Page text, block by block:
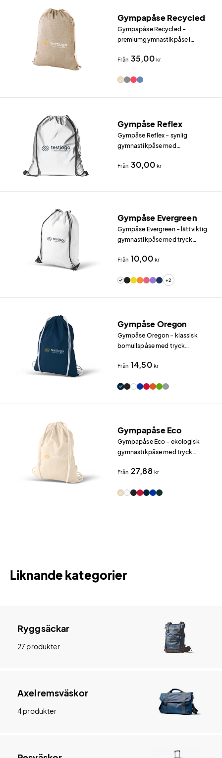
Gympapåse Recycled
Gympapåse Recycled –
premiumgymnastikpåse i
Recycled är en premiummodell i
med en extra frontficka försedd
Från 35,00 kr
Gympåse Reflex
Gympåse Reflex – synlig
gymnastikpåse med
är en gymnastikpåse i polyester
Från 30,00 kr
Gympåse Evergreen
Gympåse Evergreen – lättviktig
gymnastikpåse med tryck
lättviktig och prisvärd
woven-material.
Från 10,00 kr
+2
Gympåse Oregon
Gympåse Oregon – klassisk
bomullspåse med tryck
gymnastikpåse i 100 g/m²
Från 14,50 kr
Gympapåse Eco
Gympapåse Eco – ekologisk
gymnastikpåse med tryck
gymnastikpåse i OCS-
(100 g/m²).
Från 27,88 kr
Liknande kategorier
Ryggsäckar
27 produkter
Axelremsväskor
4 produkter